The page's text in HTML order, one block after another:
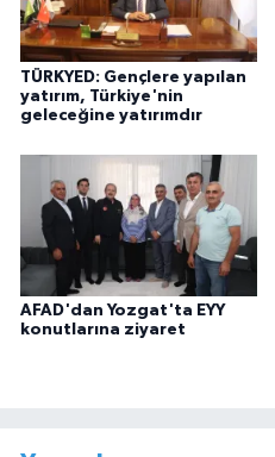
TÜRKYED: Gençlere yapılan
yatırım, Türkiye'nin
geleceğine yatırımdır
AFAD'dan Yozgat'ta EYY
konutlarına ziyaret